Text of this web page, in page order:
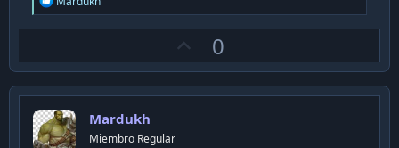
e
a
i
o
n
s
:
p
v
0
Mardukh
Miembro Regular